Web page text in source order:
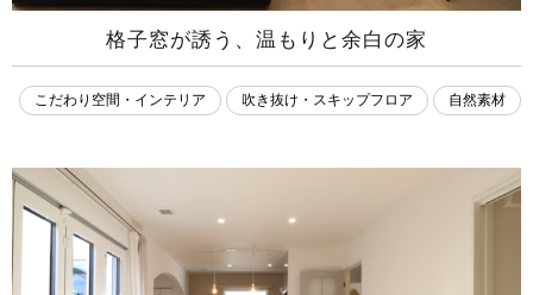
格子窓が誘う、温もりと余白の家
こだわり空間・インテリア 吹き抜け・スキップフロア 自然素材